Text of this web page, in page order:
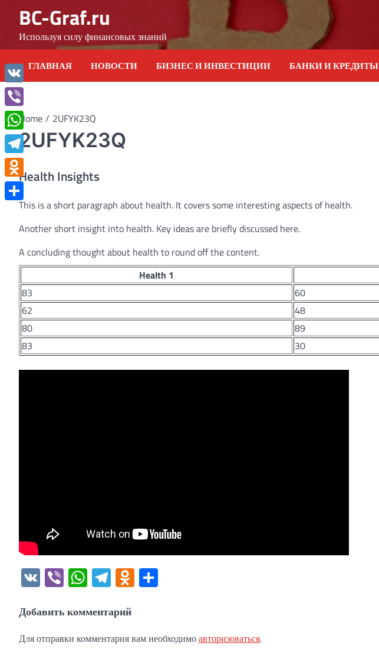
content
BC-Graf.ru
Используя силу финансовых знаний
ГЛАВНАЯ НОВОСТИ БИЗНЕС И ИНВЕСТИЦИИ БАНКИ И КРЕДИТЫ
Home 2UFYK23Q
2UFYK23Q
Health Insights
This is a short paragraph about health. It covers some interesting aspects of health.
Another short insight into health. Key ideas are briefly discussed here.
A concluding thought about health to round off the content.
Health 1
83
60
62
48
80
89
83
30
VK ViberWhatsApp
Telegram
Odnoklassniki
Добавить комментарий
Для отправки комментария вам необходимоавторизоваться.
VK
Viber
WhatsApp
Telegram
Odnoklassniki
Отправить